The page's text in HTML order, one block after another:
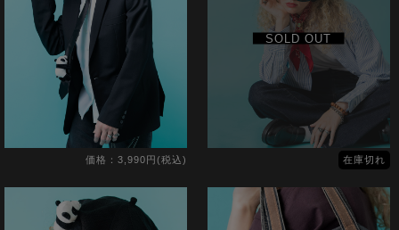
価格：3,990円(税込)
SOLD OUT
在庫切れ